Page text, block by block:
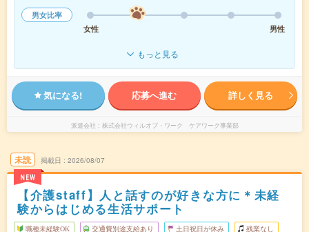
男女比率
女性
男性
もっと見る
気になる! 応募へ進む 詳しく見る
派遣会社 株式会社ウィルオブ・ワーク ケアワーク事業部
未読
NEW
掲載日 2026/08/07
【介護staff】人と話すのが好きな方に＊未経
験からはじめる生活サポート
職種未経験OK 交通費別途支給あり 土日祝日が休み 残業なし